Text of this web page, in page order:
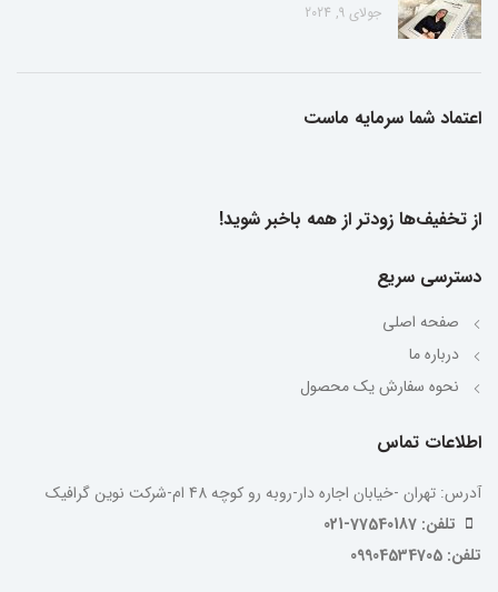
جولای 9, 2024
اعتماد شما سرمایه ماست
از تخفیف‌ها زودتر از همه باخبر شوید!
دسترسی سریع
صفحه اصلی
درباره ما
نحوه سفارش یک محصول
اطلاعات تماس
آدرس: تهران -خیابان اجاره دار-روبه رو کوچه 48 ام-شرکت نوین گرافیک
تلفن: 77540187-021
تلفن: 09904534705